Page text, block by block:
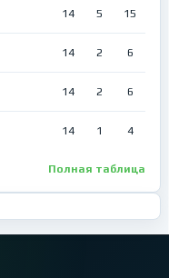
14 5 15
14 2 6
14 2 6
14 1 4
Полная таблица